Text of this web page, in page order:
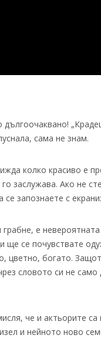
сама не знам.
колко красиво е
го заслужава. Ако не
се запознаете с
е
ще се почувствате
цветно, богато.
словото си не само
че и актьорите
и нейното ново